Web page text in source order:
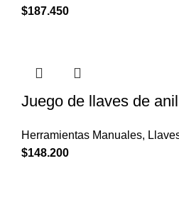
$187.450
Juego de llaves de
Herramientas Manuales,
$148.200